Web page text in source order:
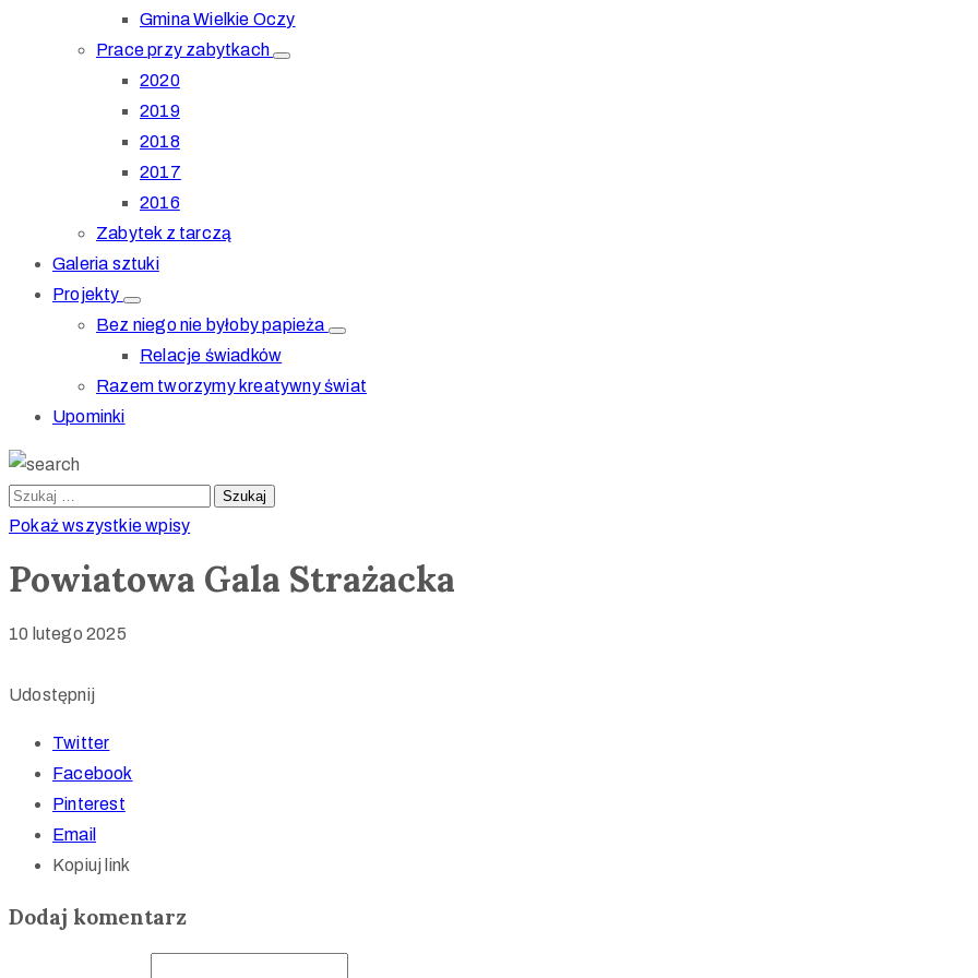
Gmina Wielkie Oczy
Prace przy zabytkach
2020
2019
2018
2017
2016
Zabytek z tarczą
Galeria sztuki
Projekty
Bez niego nie byłoby papieża
Relacje świadków
Razem tworzymy kreatywny świat
Upominki
Pokaż wszystkie wpisy
Powiatowa Gala Strażacka
10 lutego 2025
Udostępnij
Twitter
Facebook
Pinterest
Email
Kopiuj link
Dodaj komentarz